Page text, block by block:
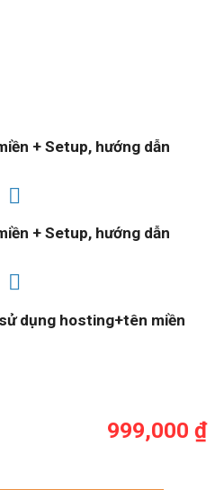
+ Setup, hướng dẫn
+ Setup, hướng dẫn
dụng hosting+tên miền
999,000 ₫